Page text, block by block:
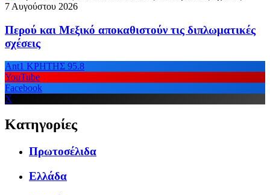
7 Αυγούστου 2026
Περού και Μεξικό αποκαθιστούν τις διπλωματικές
σχέσεις
Ant1 ΚΡΗΤΗΣ 95.8
YouTube
Facebook
X
Κατηγορίες
Πρωτοσέλιδα
Ελλάδα